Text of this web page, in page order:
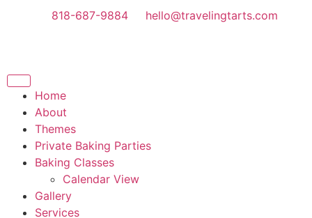
818-687-9884 hello@travelingtarts.com
Home
About
Themes
Private Baking Parties
Baking Classes
Calendar View
Gallery
Services